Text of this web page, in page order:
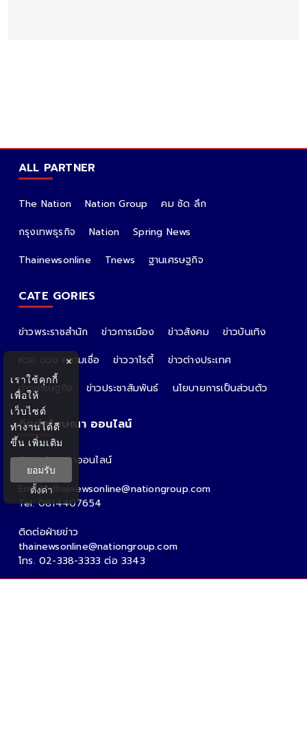
ALL PARTNER
The Nation Nation Group
คม ชัด ลึก
กรุงเทพธุรกิจ
Nation
Spring News
Thainewsonline
Tnews ฐานเศรษฐกิจ
CATE GORIES
ข่าวพระราชสำนัก ข่าวการเมือง ข่าวสังคม
ข่าวบันเทิง
หวย ดวง ความเชื่อ
ข่าววาไรตี้
ข่าวต่างประเทศ
ข่าวเศรษฐกิจ
ข่าวประชาสัมพันธ์ นโยบายการเป็นส่วนตัว
ติดต่อโฆษณา ออนไลน์
ติดต่อโฆษณาออนไลน์
คุณอ้อ
Email : thainewsonline@nationgroup.com
Tel: 0814407654
ติดต่อฝ่ายข่าว
thainewsonline@nationgroup.com
โทร. 02-338-3333 ต่อ 3343
×
เราใช้คุกกี้
เพื่อให้
เว็บไซต์
ทำงานได้ดี
ขึ้น เพิ่มเติม
ยอมรับ
ตั้งค่า